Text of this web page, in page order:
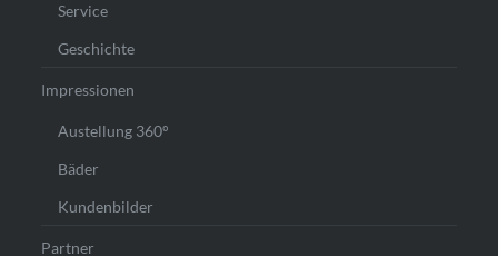
Service
Geschichte
Impressionen
Austellung 360°
Bäder
Kundenbilder
Partner